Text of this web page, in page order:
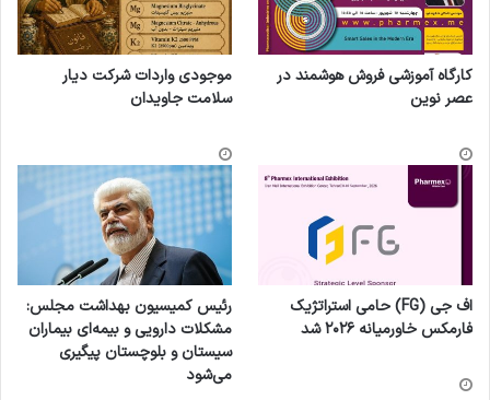
کارگاه آموزشی فروش هوشمند در
عصر نوین
موجودی واردات شرکت دیار
سلامت جاویدان
اف جی (FG) حامی استراتژیک
فارمکس خاورمیانه ۲۰۲۶ شد
رئیس کمیسیون بهداشت مجلس:
مشکلات دارویی و بیمه‌ای بیماران
سیستان و بلوچستان پیگیری
می‌شود